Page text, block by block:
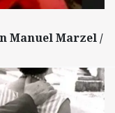
Manuel Marzel /